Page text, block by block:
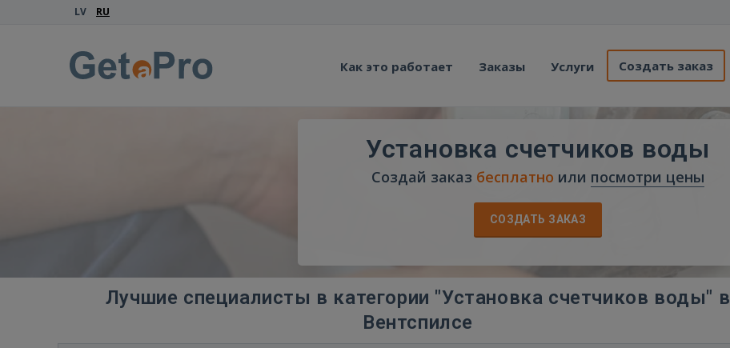
LV RU
Как это работает Заказы Услуги Создать заказ
Установка счетчиков воды
Создай заказ бесплатно или посмотри цены
СОЗДАТЬ ЗАКАЗ
Лучшие специалисты в категории "Установка счетчиков воды" в
Вентспилсе